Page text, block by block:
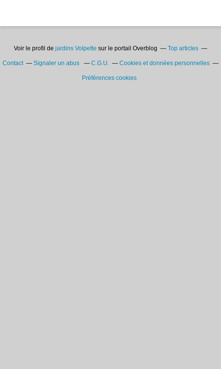
Voir le profil de jardins Volpette sur le portail Overblog Top articles
Contact Signaler un abus C.G.U. Cookies et données personnelles
Préférences cookies